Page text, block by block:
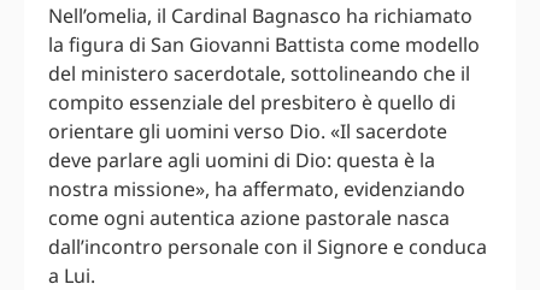
Nell’omelia, il Cardinal Bagnasco ha richiamato
la figura di San Giovanni Battista come modello
del ministero sacerdotale, sottolineando che il
compito essenziale del presbitero è quello di
orientare gli uomini verso Dio. «Il sacerdote
deve parlare agli uomini di Dio: questa è la
nostra missione», ha affermato, evidenziando
come ogni autentica azione pastorale nasca
dall’incontro personale con il Signore e conduca
a Lui.